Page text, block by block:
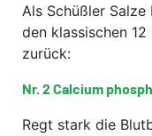
Als Schüßler
den klassischen
zurück:
Nr. 2 Calcium
Regt stark die